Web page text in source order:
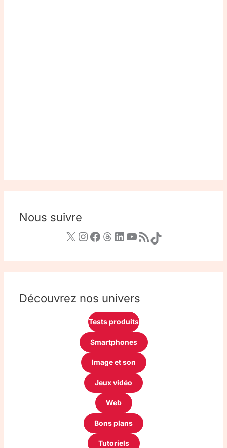
Nous suivre
Découvrez nos univers
Tests produits
Smartphones
Image et son
Jeux vidéo
Web
Bons plans
Tutoriels